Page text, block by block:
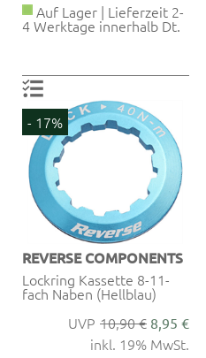
Auf Lager | Lieferzeit 2-
4 Werktage innerhalb Dt.
- 17%
REVERSE COMPONENTS
Lockring Kassette 8-11-
fach Naben (Hellblau)
10,90 € 8,95 €
inkl. 19% MwSt.